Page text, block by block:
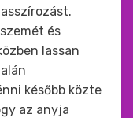
és
lassan
később közte
az anyja